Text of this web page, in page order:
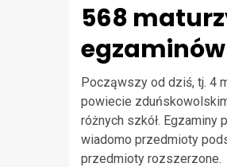
568
egzaminów
Począwszy od dziś, tj. 4
powiecie
różnych szkół. Egzaminy
wiadomo przedmioty
przedmioty rozszerzone.